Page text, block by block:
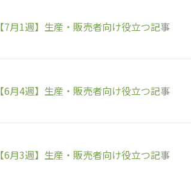
【7月1週】生産・販売者向け役立つ記事
【6月4週】生産・販売者向け役立つ記事
【6月3週】生産・販売者向け役立つ記事